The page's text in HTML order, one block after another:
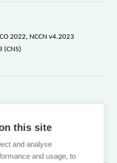
2022, NCCN v4.2023
(CNS)
v2.2021 (CNS)
this site
and analyse
and usage, to